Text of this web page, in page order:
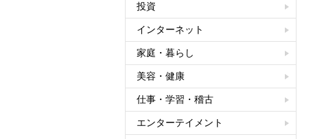
投資
インターネット
家庭・暮らし
美容・健康
仕事・学習・稽古
エンターテイメント